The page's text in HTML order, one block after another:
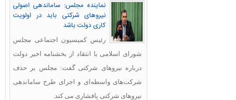
نماینده مجلس: ساماندهی اصولی
نیروهای شرکتی باید در اولویت
کاری دولت باشد
رئیس کمیسیون اجتماعی مجلس
شورای اسلامی با انتقاد از بخشنامه اخیر دولت
درباره نیروهای شرکتی گفت: مجلس بر حذف
شرکت‌های واسطه‌ای و اجرای طرح ساماندهی
نیروهای شرکتی پافشاری می کند.